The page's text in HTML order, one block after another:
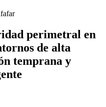
perimetral en
de alta
temprana y